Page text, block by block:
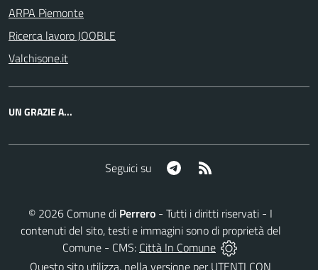
ARPA Piemonte
Ricerca lavoro JOOBLE
Valchisone.it
UN GRAZIE A...
Seguici su Telegram
© 2026 Comune di Perrero - Tutti i diritti riservati - I
contenuti del sito, testi e immagini sono di proprietà del
Comune - CMS: Città In Comune